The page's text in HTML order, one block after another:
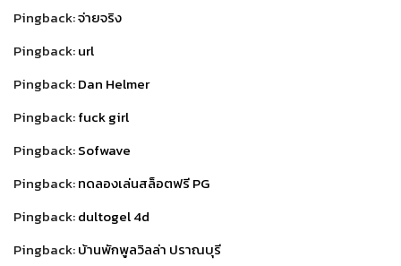
Pingback:จ่ายจริง
Pingback:url
Pingback:Dan Helmer
Pingback:fuck girl
Pingback:Sofwave
Pingback:ทดลองเล่นสล็อตฟรี PG
Pingback:dultogel 4d
Pingback:บ้านพักพูลวิลล่า ปราณบุรี